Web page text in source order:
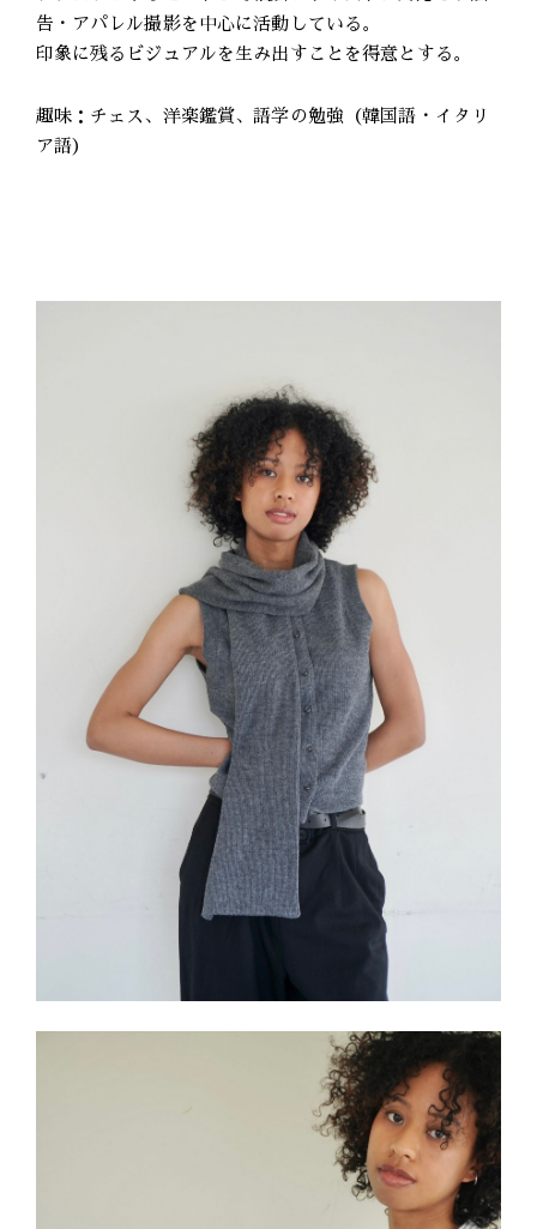
告・アパレル撮影を中心に活動している。
印象に残るビジュアルを生み出すことを得意とする。
趣味：チェス、洋楽鑑賞、語学の勉強（韓国語・イタリ
ア語）